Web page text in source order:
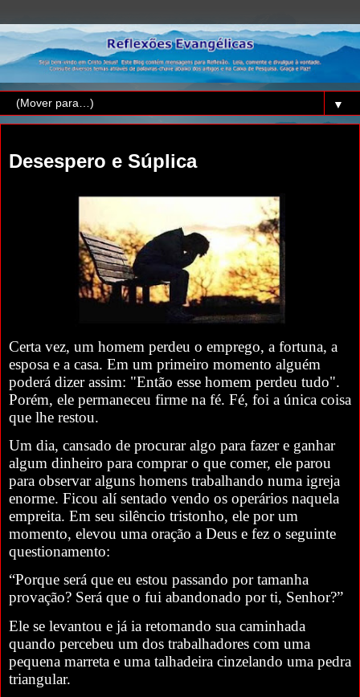
▼
Desespero e Súplica
Certa vez, um homem perdeu o emprego, a fortuna, a
esposa e a casa. Em um primeiro momento alguém
poderá dizer assim: "Então esse homem perdeu tudo".
Porém, ele permaneceu firme na fé. Fé, foi a única coisa
que lhe restou.
Um dia, cansado de procurar algo para fazer e ganhar
algum dinheiro para comprar o que comer, ele parou
para observar alguns homens trabalhando numa igreja
enorme. Ficou alí sentado vendo os operários naquela
empreita. Em seu silêncio tristonho, ele por um
momento, elevou uma oração a Deus e fez o seguinte
questionamento:
“Porque será que eu estou passando por tamanha
provação? Será que o fui abandonado por ti, Senhor?”
Ele se levantou e já ia retomando sua caminhada
quando percebeu um dos trabalhadores com uma
pequena marreta e uma talhadeira cinzelando uma pedra
triangular.